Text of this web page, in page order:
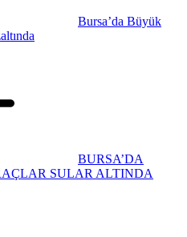
Bursa’da Büyük
BURSA’DA
SULAR ALTINDA